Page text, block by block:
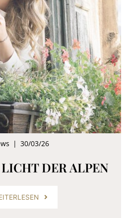
| 30/03/26
DER ALPEN